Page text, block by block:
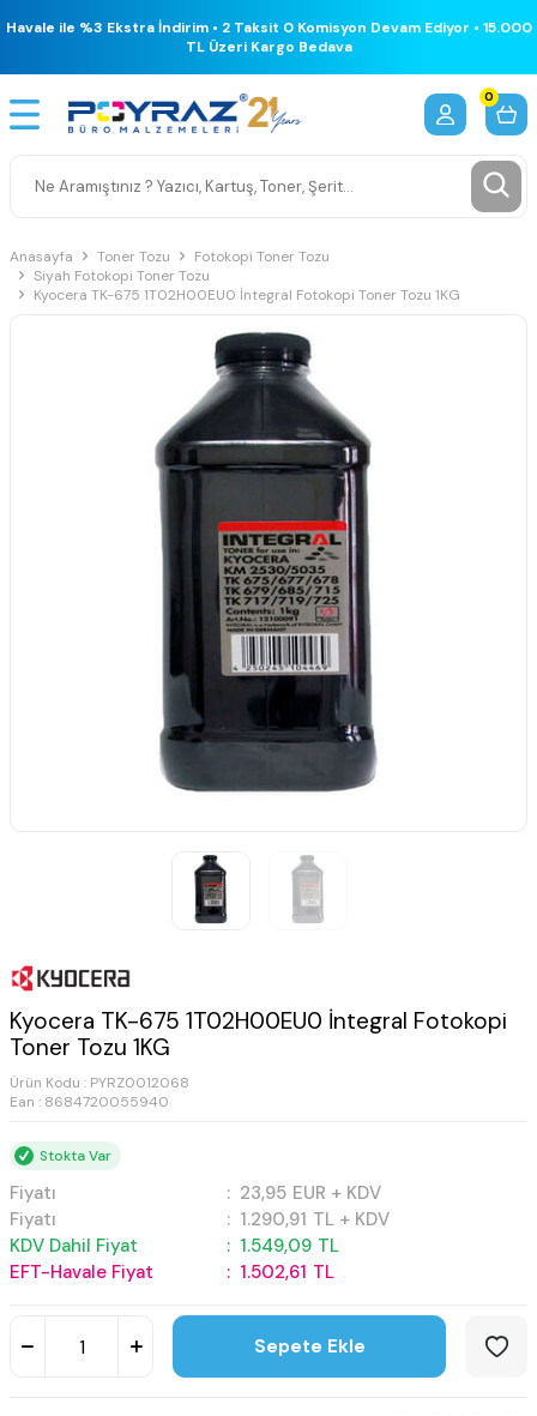
Havale ile %3 Ekstra İndirim • 2 Taksit 0 Komisyon Devam Ediyor • 15.000
TL Üzeri Kargo Bedava
0
Anasayfa Toner Tozu
Fotokopi Toner Tozu
Siyah Fotokopi Toner Tozu
Kyocera TK-675 1T02H00EU0 İntegral Fotokopi Toner Tozu 1KG
Kyocera TK-675 1T02H00EU0 İntegral Fotokopi
Toner Tozu 1KG
Ürün Kodu : PYRZ0012068
Ean : 8684720055940
Stokta Var
Fiyatı : 23,95 EUR + KDV
Fiyatı
: 1.290,91 TL + KDV
KDV Dahil Fiyat
: 1.549,09 TL
EFT-Havale Fiyat
: 1.502,61 TL
Sepete Ekle